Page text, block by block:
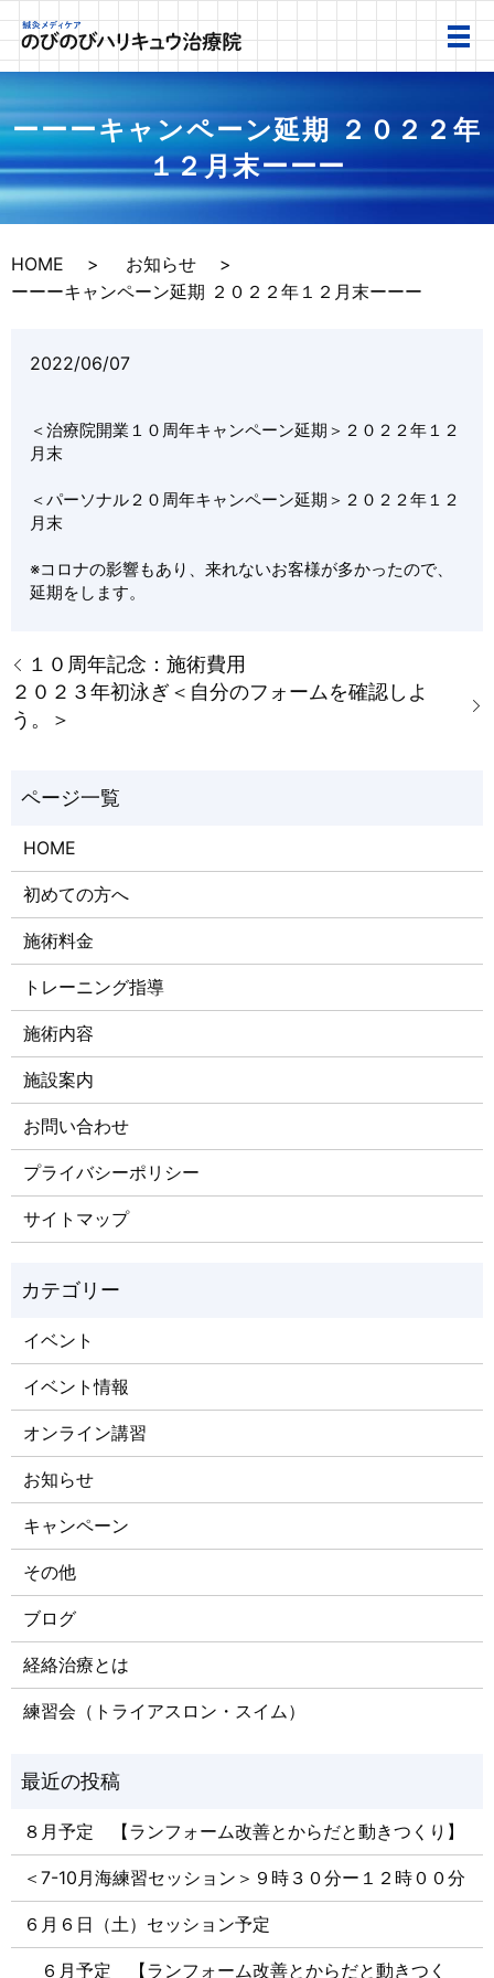
ーーーキャンペーン延期 ２０２２年
１２月末ーーー
HOME
お知らせ
ーーーキャンペーン延期 ２０２２年１２月末ーーー
2022/06/07
＜治療院開業１０周年キャンペーン延期＞２０２２年１２
月末
＜パーソナル２０周年キャンペーン延期＞２０２２年１２
月末
※コロナの影響もあり、来れないお客様が多かったので、
延期をします。
１０周年記念：施術費用
２０２３年初泳ぎ＜自分のフォームを確認しよ
う。＞
HOME
初めての方へ
施術料金
トレーニング指導
施術内容
施設案内
お問い合わせ
プライバシーポリシー
サイトマップ
イベント
イベント情報
オンライン講習
お知らせ
キャンペーン
その他
ブログ
経絡治療とは
練習会（トライアスロン・スイム）
８月予定 【ランフォーム改善とからだと動きつくり】
＜7-10月海練習セッション＞９時３０分ー１２時００分
６月６日（土）セッション予定
６月予定 【ランフォーム改善とからだと動きつく